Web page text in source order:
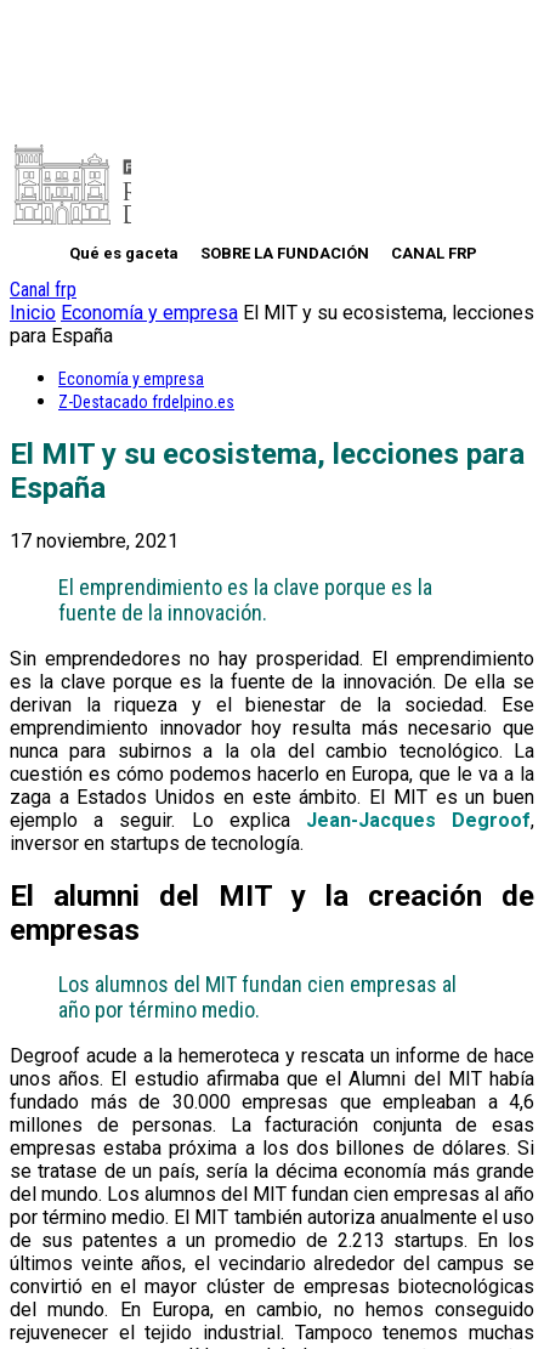
Qué es gaceta SOBRE LA FUNDACIÓN CANAL FRP
Canal frp
Inicio Economía y empresa El MIT y su ecosistema, lecciones
para España
Economía y empresa
Z-Destacado frdelpino.es
El MIT y su ecosistema, lecciones para
España
17 noviembre, 2021
El emprendimiento es la clave porque es la
fuente de la innovación.
Sin emprendedores no hay prosperidad. El emprendimiento
es la clave porque es la fuente de la innovación. De ella se
derivan la riqueza y el bienestar de la sociedad. Ese
emprendimiento innovador hoy resulta más necesario que
nunca para subirnos a la ola del cambio tecnológico. La
cuestión es cómo podemos hacerlo en Europa, que le va a la
zaga a Estados Unidos en este ámbito. El MIT es un buen
ejemplo a seguir. Lo explica Jean-Jacques Degroof,
inversor en startups de tecnología.
El alumni del MIT y la creación de
empresas
Los alumnos del MIT fundan cien empresas al
año por término medio.
Degroof acude a la hemeroteca y rescata un informe de hace
unos años. El estudio afirmaba que el Alumni del MIT había
fundado más de 30.000 empresas que empleaban a 4,6
millones de personas. La facturación conjunta de esas
empresas estaba próxima a los dos billones de dólares. Si
se tratase de un país, sería la décima economía más grande
del mundo. Los alumnos del MIT fundan cien empresas al año
por término medio. El MIT también autoriza anualmente el uso
de sus patentes a un promedio de 2.213 startups. En los
últimos veinte años, el vecindario alrededor del campus se
convirtió en el mayor clúster de empresas biotecnológicas
del mundo. En Europa, en cambio, no hemos conseguido
rejuvenecer el tejido industrial. Tampoco tenemos muchas